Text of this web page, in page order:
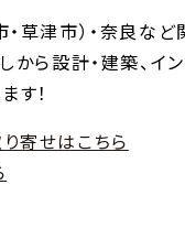
・草津市）・奈良
から設計・建築、イ
す！
寄せはこちら